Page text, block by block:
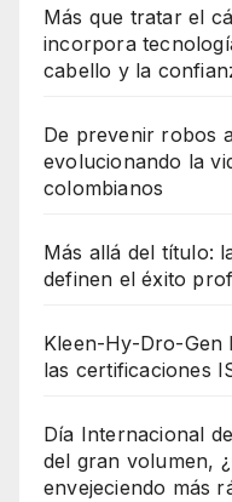
Más que tratar el
incorpora
cabello y la
De prevenir robos
evolucionando la
colombianos
Más allá del título:
definen el éxito
Kleen-Hy-Dro-Gen
las certificaciones
Día Internacional
del gran volumen,
envejeciendo más